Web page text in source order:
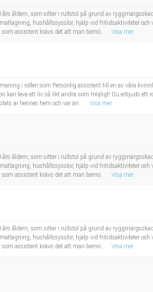
åldern, som sitter i rullstol på grund av
hushållssysslor, hjälp vid fritidsaktiviteter och
assistent krävs det att man bemö...
Visa mer
i rollen som Personlig assistent till en av våra
kan leva ett liv så likt andra som möjligt! Du erbjuds ett
är hennes hem och var än...
Visa mer
åldern, som sitter i rullstol på grund av
hushållssysslor, hjälp vid fritidsaktiviteter och
assistent krävs det att man bemö...
Visa mer
åldern, som sitter i rullstol på grund av
hushållssysslor, hjälp vid fritidsaktiviteter och
assistent krävs det att man bemö...
Visa mer